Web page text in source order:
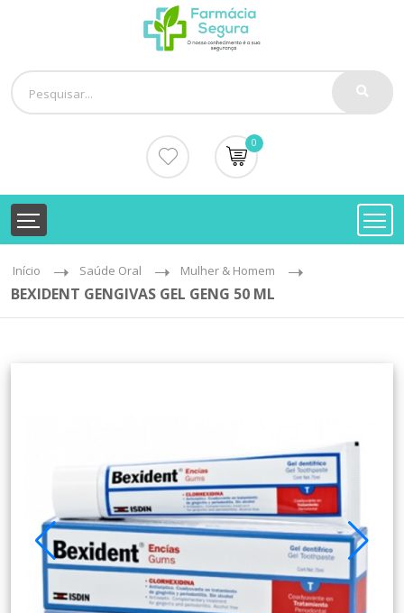
0
Início Saúde Oral Mulher & Homem
BEXIDENT GENGIVAS GEL GENG 50 ML